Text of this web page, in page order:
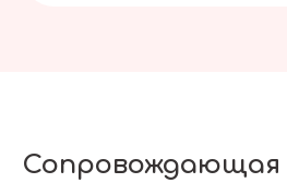
Сопровождающая